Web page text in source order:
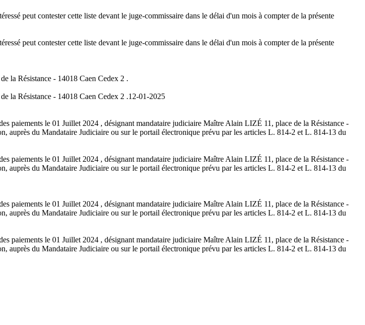
peut contester cette liste devant le juge-commissaire dans le délai d'un mois à compter de la présente
peut contester cette liste devant le juge-commissaire dans le délai d'un mois à compter de la présente
la Résistance - 14018 Caen Cedex 2 .
la Résistance - 14018 Caen Cedex 2 .12-01-2025
paiements le 01 Juillet 2024 , désignant mandataire judiciaire Maître Alain LIZÉ 11, place de la Résistance -
auprès du Mandataire Judiciaire ou sur le portail électronique prévu par les articles L. 814-2 et L. 814-13 du
paiements le 01 Juillet 2024 , désignant mandataire judiciaire Maître Alain LIZÉ 11, place de la Résistance -
auprès du Mandataire Judiciaire ou sur le portail électronique prévu par les articles L. 814-2 et L. 814-13 du
paiements le 01 Juillet 2024 , désignant mandataire judiciaire Maître Alain LIZÉ 11, place de la Résistance -
auprès du Mandataire Judiciaire ou sur le portail électronique prévu par les articles L. 814-2 et L. 814-13 du
paiements le 01 Juillet 2024 , désignant mandataire judiciaire Maître Alain LIZÉ 11, place de la Résistance -
auprès du Mandataire Judiciaire ou sur le portail électronique prévu par les articles L. 814-2 et L. 814-13 du